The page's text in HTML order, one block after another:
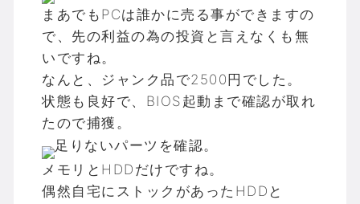
まあでもPCは誰かに売る事ができますの
で、先の利益の為の投資と言えなくも無
いですね。
なんと、ジャンク品で2500円でした。
状態も良好で、BIOS起動まで確認が取れ
たので捕獲。
足りないパーツを確認。
メモリとHDDだけですね。
偶然自宅にストックがあったHDDと